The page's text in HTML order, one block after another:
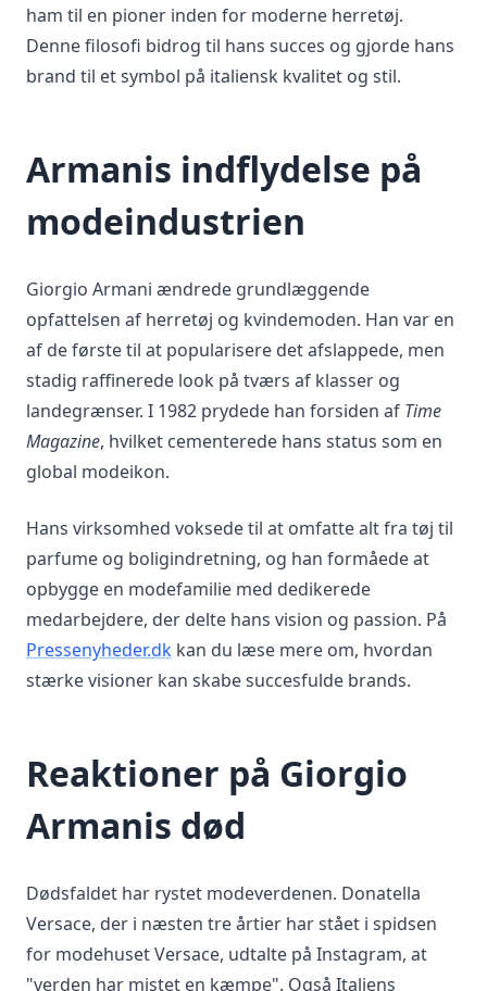
ham til en pioner inden for moderne herretøj.
Denne filosofi bidrog til hans succes og gjorde hans
brand til et symbol på italiensk kvalitet og stil.
Armanis indflydelse på
modeindustrien
Giorgio Armani ændrede grundlæggende
opfattelsen af herretøj og kvindemoden. Han var en
af de første til at popularisere det afslappede, men
stadig raffinerede look på tværs af klasser og
landegrænser. I 1982 prydede han forsiden af Time
Magazine, hvilket cementerede hans status som en
global modeikon.
Hans virksomhed voksede til at omfatte alt fra tøj til
parfume og boligindretning, og han formåede at
opbygge en modefamilie med dedikerede
medarbejdere, der delte hans vision og passion. På
Pressenyheder.dk kan du læse mere om, hvordan
stærke visioner kan skabe succesfulde brands.
Reaktioner på Giorgio
Armanis død
Dødsfaldet har rystet modeverdenen. Donatella
Versace, der i næsten tre årtier har stået i spidsen
for modehuset Versace, udtalte på Instagram, at
"verden har mistet en kæmpe". Også Italiens